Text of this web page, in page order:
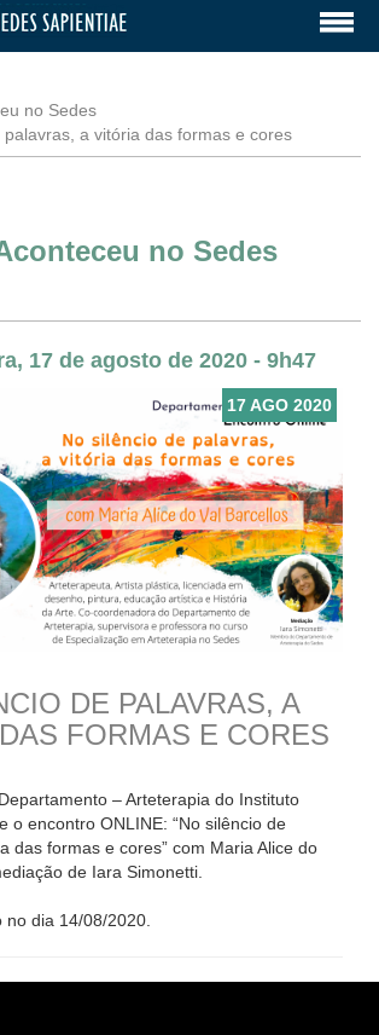
no Sedes
palavras, a vitória das formas e cores
no Sedes
17 de agosto de 2020 - 9h47
17 AGO 2020
DE PALAVRAS, A
FORMAS E CORES
– Arteterapia do Instituto
o encontro ONLINE: “No silêncio de
das formas e cores” com Maria Alice do
de Iara Simonetti.
no dia 14/08/2020.